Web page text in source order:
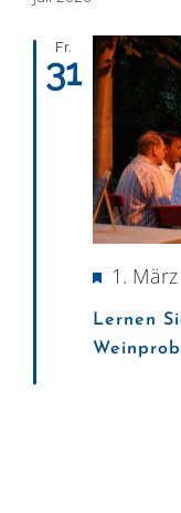
Fr.
31
Lernen
1.